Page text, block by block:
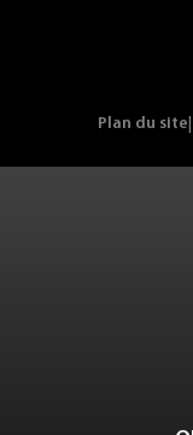
Plan du site